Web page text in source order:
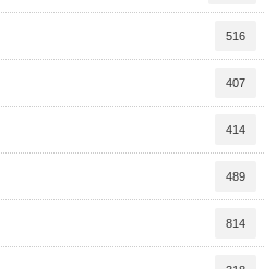
516
407
414
489
814